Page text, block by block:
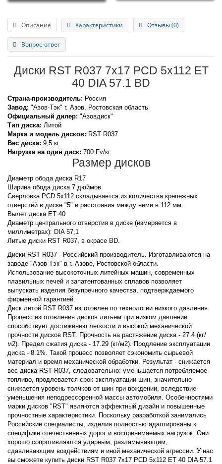
Описание Характеристики Отзывы (0)
Вопрос-ответ
Диски RST R037 7x17 PCD 5x112 ET
40 DIA 57.1 BD
Страна-производитель: Россия
Завод: "Азов-Тэк" г. Азов, Ростовская область
Официальный дилер: "Азовдиск"
Тип диска: Литой
Марка и модель дисков: RST R037
Вес диска: 9,5 кг.
Нагрузка на один диск: 700 Fv/кг.
Размер дисков
Диаметр обода диска R17
Ширина обода диска 7 дюймов
Сверловка PCD 5x112 складывается из количества крепежных
отверстий в диске "5" и расстояния между ними в 112 мм.
Вылет диска ET 40
Диаметр центрального отверстия в диске (измеряется в
миллиметрах): DIA 57,1
Литые диски RST R037, в окрасе BD.
Диски RST R037 - Российский производитель. Изготавливаются на
заводе "Азов-Тэк" в г. Азове, Ростовской области.
Использование высокоточных литейных машин, современных
плавильных печей и запатентованных сплавов позволяет
выпускать изделия безупречного качества, подтверждаемого
фирменной гарантией.
Диск литой RST R037 изготовлен по технологии низкого давления.
Процесс изготовления дисков литьем при низком давлении
способствует достижению легкости и высокой механической
прочности дисков RST. Прочность на растяжение диска - 27.4 (кг/
м2). Предел сжатия диска - 17.29 (кг/м2). Продление эксплуатации
диска - 8.1%. Такой процесс позволяет сэкономить сырьевой
материал и время механической обработки. Результат - снижается
вес диска RST R037, следовательно: уменьшается потребляемое
топливо, продлевается срок эксплуатации шин, значительно
снижается уровень толчков от шин при вождении, вследствие
уменьшения неподрессоренной массы автомобиля. Особенностями
марки дисков "RST" являются эффектный дизайн и повышенные
прочностные характеристики. Поскольку разработкой занимались
Российские специалисты, изделия полностью адаптированы к
специфике отечественных дорог и воспринимаемых нагрузок. Они
хорошо сопротивляются ударным, разламывающим,
сдавливающим воздействиям и иной механической агрессии. У нас
вы сможете купить диски RST R037 7x17 PCD 5x112 ET 40 DIA 57.1